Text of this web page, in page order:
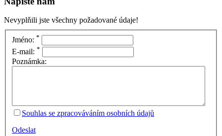
Nevyplňili jste všechny požadované údaje!
Jméno: *
E-mail: *
Poznámka:
Souhlas se zpracováváním osobních údajů
Odeslat